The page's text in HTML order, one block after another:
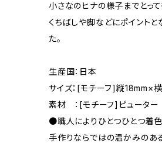
小さなのヒナの様子までとって
くちばしや脚などにポイント
た。
生産国：日本
サイズ：[モチーフ]縦
素材 ：[モチーフ]ピュータ
●職人によりひとつひとつ着
手作りならではの温かみのあ